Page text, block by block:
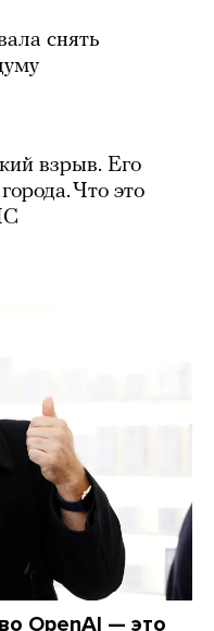
снять
взрыв. Его
Что это
OpenAI — это